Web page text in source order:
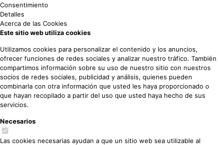
Consentimiento
Detalles
Acerca de las Cookies
Este sitio web utiliza cookies
Utilizamos cookies para personalizar el contenido y los anuncios,
ofrecer funciones de redes sociales y analizar nuestro tráfico. También
compartimos información sobre su uso de nuestro sitio con nuestros
socios de redes sociales, publicidad y análisis, quienes pueden
combinarla con otra información que usted les haya proporcionado o
que hayan recopilado a partir del uso que usted haya hecho de sus
servicios.
Necesarios
Las cookies necesarias ayudan a que un sitio web sea utilizable al